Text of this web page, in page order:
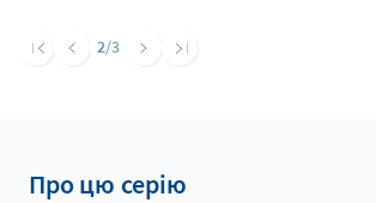
„Einblicke 2006/2007“ mit
der KAS deutlich machen.
2/3
Про цю серію